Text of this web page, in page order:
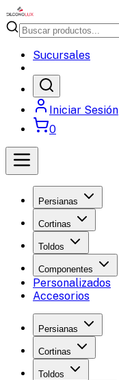
Sucursales
Iniciar Sesión
0
Persianas
Cortinas
Toldos
Componentes
Personalizados
Accesorios
Persianas
Cortinas
Toldos